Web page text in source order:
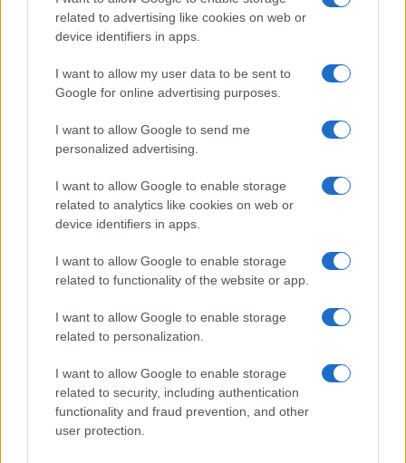
related to advertising like cookies on web or
device identifiers in apps.
I want to allow my user data to be sent to
Google for online advertising purposes.
I want to allow Google to send me
personalized advertising.
I want to allow Google to enable storage
related to analytics like cookies on web or
device identifiers in apps.
I want to allow Google to enable storage
related to functionality of the website or app.
I want to allow Google to enable storage
related to personalization.
I want to allow Google to enable storage
related to security, including authentication
functionality and fraud prevention, and other
user protection.
Continua a leggere
TEEN NEWS
Guida al giornalino teen: linea editoriale, ruoli e
strumenti gratis